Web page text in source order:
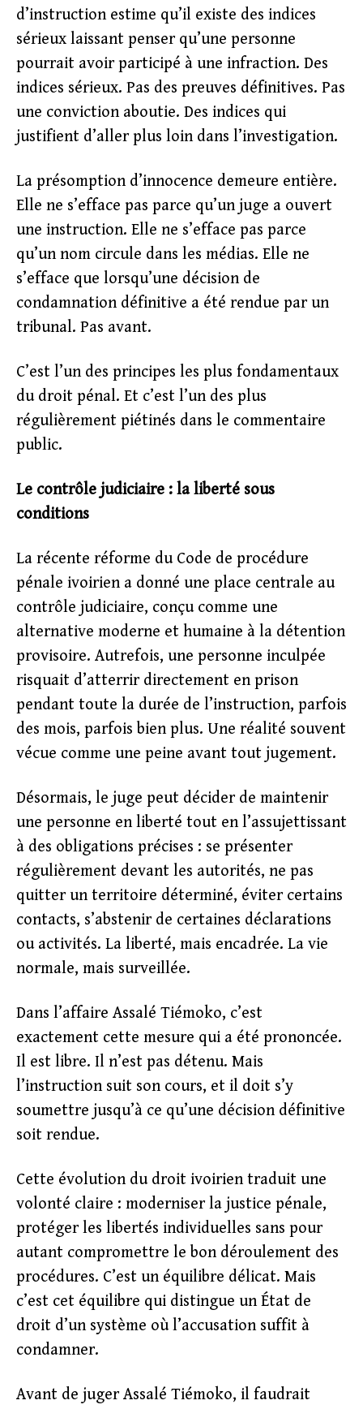
d’instruction estime qu’il existe des indices
sérieux laissant penser qu’une personne
pourrait avoir participé à une infraction. Des
indices sérieux. Pas des preuves définitives. Pas
une conviction aboutie. Des indices qui
justifient d’aller plus loin dans l’investigation.
La présomption d’innocence demeure entière.
Elle ne s’efface pas parce qu’un juge a ouvert
une instruction. Elle ne s’efface pas parce
qu’un nom circule dans les médias. Elle ne
s’efface que lorsqu’une décision de
condamnation définitive a été rendue par un
tribunal. Pas avant.
C’est l’un des principes les plus fondamentaux
du droit pénal. Et c’est l’un des plus
régulièrement piétinés dans le commentaire
public.
Le contrôle judiciaire : la liberté sous
conditions
La récente réforme du Code de procédure
pénale ivoirien a donné une place centrale au
contrôle judiciaire, conçu comme une
alternative moderne et humaine à la détention
provisoire. Autrefois, une personne inculpée
risquait d’atterrir directement en prison
pendant toute la durée de l’instruction, parfois
des mois, parfois bien plus. Une réalité souvent
vécue comme une peine avant tout jugement.
Désormais, le juge peut décider de maintenir
une personne en liberté tout en l’assujettissant
à des obligations précises : se présenter
régulièrement devant les autorités, ne pas
quitter un territoire déterminé, éviter certains
contacts, s’abstenir de certaines déclarations
ou activités. La liberté, mais encadrée. La vie
normale, mais surveillée.
Dans l’affaire Assalé Tiémoko, c’est
exactement cette mesure qui a été prononcée.
Il est libre. Il n’est pas détenu. Mais
l’instruction suit son cours, et il doit s’y
soumettre jusqu’à ce qu’une décision définitive
soit rendue.
Cette évolution du droit ivoirien traduit une
volonté claire : moderniser la justice pénale,
protéger les libertés individuelles sans pour
autant compromettre le bon déroulement des
procédures. C’est un équilibre délicat. Mais
c’est cet équilibre qui distingue un État de
droit d’un système où l’accusation suffit à
condamner.
Avant de juger Assalé Tiémoko, il faudrait